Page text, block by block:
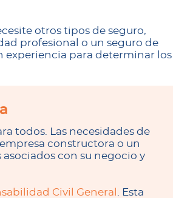
otros tipos de seguro,
profesional o un seguro de
experiencia para determinar los
todos. Las necesidades de
constructora o un
con su negocio y
Civil General
. Esta